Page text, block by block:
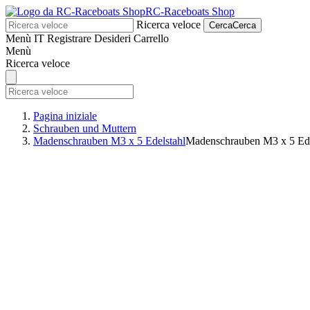
RC-Raceboats Shop
Ricerca veloce
CercaCerca
Menù IT Registrare Desideri Carrello
Menù
Ricerca veloce
Pagina iniziale
Schrauben und Muttern
Madenschrauben M3 x 5 EdelstahlMadenschrauben M3 x 5